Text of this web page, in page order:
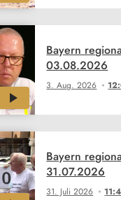
3. Aug. 2026
Bayern
03.08.2026
31. Juli 2026
Bayern
31.07.2026